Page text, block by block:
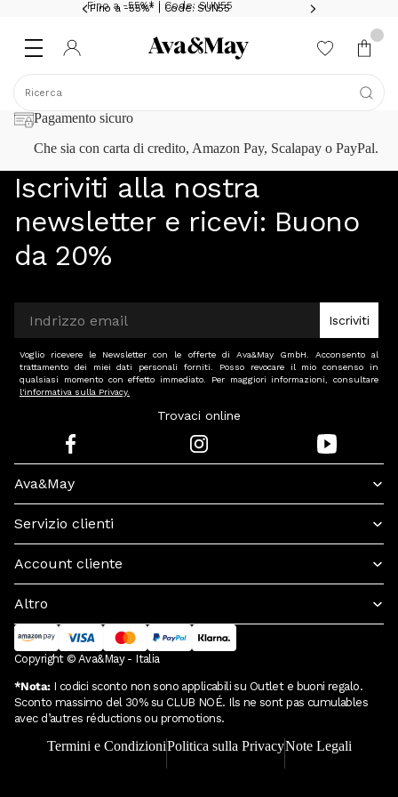
Fino a -55%* | Code: SUN55
Fino a -55%* | Code: SUN55
Ricerca
Pagamento sicuro
Che sia con carta di credito, Amazon Pay, Scalapay o PayPal.
Iscriviti alla nostra
newsletter e ricevi: Buono
da 20%
Iscriviti
Voglio ricevere le Newsletter con le offerte di Ava&May GmbH. Acconsento al
trattamento dei miei dati personali forniti. Posso revocare il mio consenso in
qualsiasi momento con effetto immediato. Per maggiori informazioni, consultare
l'informativa sulla Privacy.
Trovaci online
Ava&May
Servizio clienti
Account cliente
Altro
Copyright © Ava&May - Italia
*Nota:I codici sconto non sono applicabili su Outlet e buoni regalo.
Sconto massimo del 30% su CLUB NOÉ. Ils ne sont pas cumulables
avec d’autres réductions ou promotions.
Termini e CondizioniPolitica sulla PrivacyNote Legali